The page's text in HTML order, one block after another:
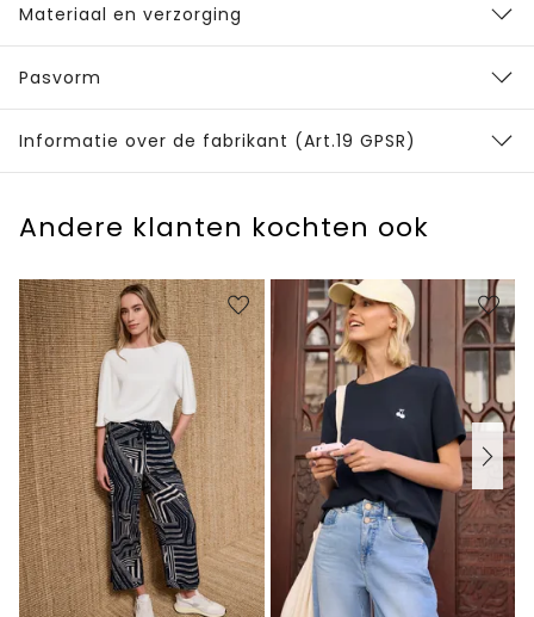
Materiaal en verzorging
Pasvorm
Informatie over de fabrikant (Art.19 GPSR)
Andere klanten kochten ook